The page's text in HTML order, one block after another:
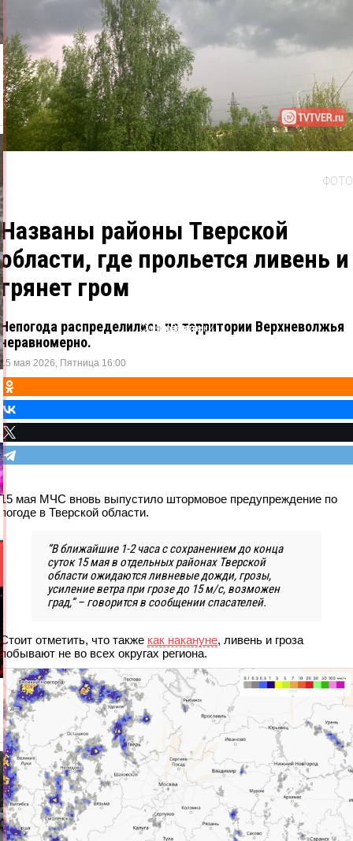
ФОТО
Названы районы Тверской
области, где прольется ливень и
грянет гром
Непогода распределились по территории Верхневолжья
неравномерно.
15 мая 2026, Пятница 16:00
Одноклассники
ВКонтакте
X
Telegram
15 мая МЧС вновь выпустило штормовое предупреждение по
погоде в Тверской области.
“В ближайшие 1-2 часа с сохранением до конца
суток 15 мая в отдельных районах Тверской
области ожидаются ливневые дожди, грозы,
усиление ветра при грозе до 15 м/с, возможен
град,” – говорится в сообщении спасателей.
Стоит отметить, что также как накануне, ливень и гроза
побывают не во всех округах региона.